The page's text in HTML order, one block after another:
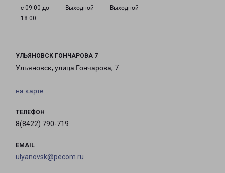
с 09:00 до
18:00
Выходной Выходной
УЛЬЯНОВСК ГОНЧАРОВА 7
Ульяновск, улица Гончарова, 7
на карте
ТЕЛЕФОН
8(8422) 790-719
EMAIL
ulyanovsk@pecom.ru